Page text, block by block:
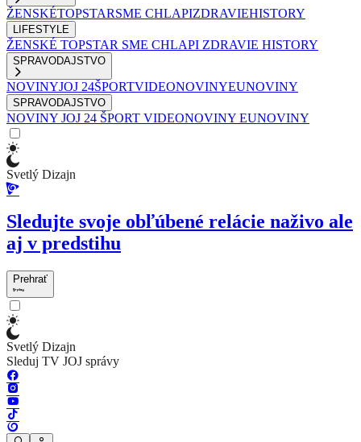
ŽENSKÉTOPSTARSME CHLAPIZDRAVIEHISTORY
LIFESTYLE
ŽENSKÉ TOPSTAR SME CHLAPI ZDRAVIE HISTORY
SPRAVODAJSTVO
NOVINYJOJ 24ŠPORTVIDEONOVINYEUNOVINY
SPRAVODAJSTVO
NOVINY JOJ 24 ŠPORT VIDEONOVINY EUNOVINY
Svetlý Dizajn
Sledujte svoje obľúbené relácie naživo ale
aj v predstihu
Prehrať
Svetlý Dizajn
Sleduj TV JOJ správy